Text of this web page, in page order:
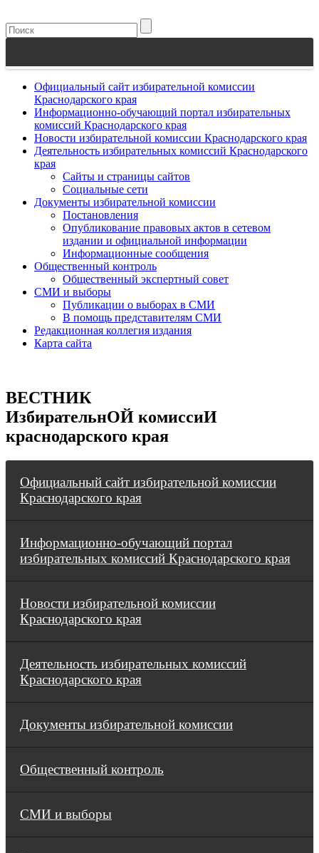
Официальный сайт избирательной комиссии
Краснодарского края
Информационно-обучающий портал избирательных
комиссий Краснодарского края
Новости избирательной комиссии Краснодарского края
Деятельность избирательных комиссий Краснодарского
края
Сайты и страницы сайтов
Социальные сети
Документы избирательной комиссии
Постановления
Опубликование правовых актов в сетевом
издании и официальной информации
Информационные сообщения
Общественный контроль
Общественный экспертный совет
СМИ и выборы
Публикации о выборах в СМИ
В помощь представителям СМИ
Редакционная коллегия издания
Карта сайта
ВЕСТНИК
ИзбирательнОЙ комиссиИ
краснодарского края
Официальный сайт избирательной комиссии
Краснодарского края
Информационно-обучающий портал
избирательных комиссий Краснодарского края
Новости избирательной комиссии
Краснодарского края
Деятельность избирательных комиссий
Краснодарского края
Документы избирательной комиссии
Общественный контроль
СМИ и выборы